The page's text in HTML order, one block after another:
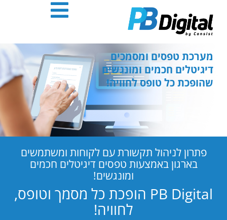
אנטר
מערכת טפסים ומסמכים
דיגיטלים חכמים ומונגשים
שהופכת כל טופס לחוויה!
פתרון לניהול תקשורת עם לקוחות ומשתמשים
בארגון באמצעות טפסים דיגיטלים חכמים
ומונגשים!
PB Digital הופכת כל מסמך וטופס,
לחוויה!